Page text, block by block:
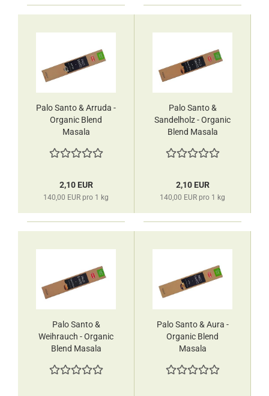
Palo Santo & Arruda -
Organic Blend
Masala
HEM
2,10 EUR
140,00 EUR pro 1 kg
Palo Santo &
Sandelholz - Organic
Blend Masala
HEM
2,10 EUR
140,00 EUR pro 1 kg
Palo Santo &
Weihrauch - Organic
Blend Masala
HEM
Palo Santo & Aura -
Organic Blend
Masala
HEM